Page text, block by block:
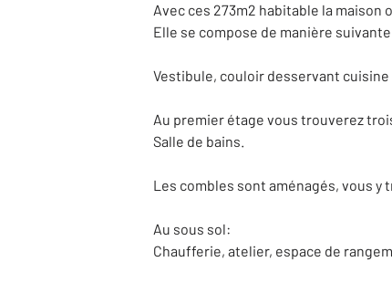
Avec ces 273m2 habitable la
Elle se compose de manière
Vestibule, couloir desservant
Au premier étage vous trouverez
Salle de bains.
Les combles sont aménagés, vous y
Au sous sol:
Chaufferie, atelier, espace de